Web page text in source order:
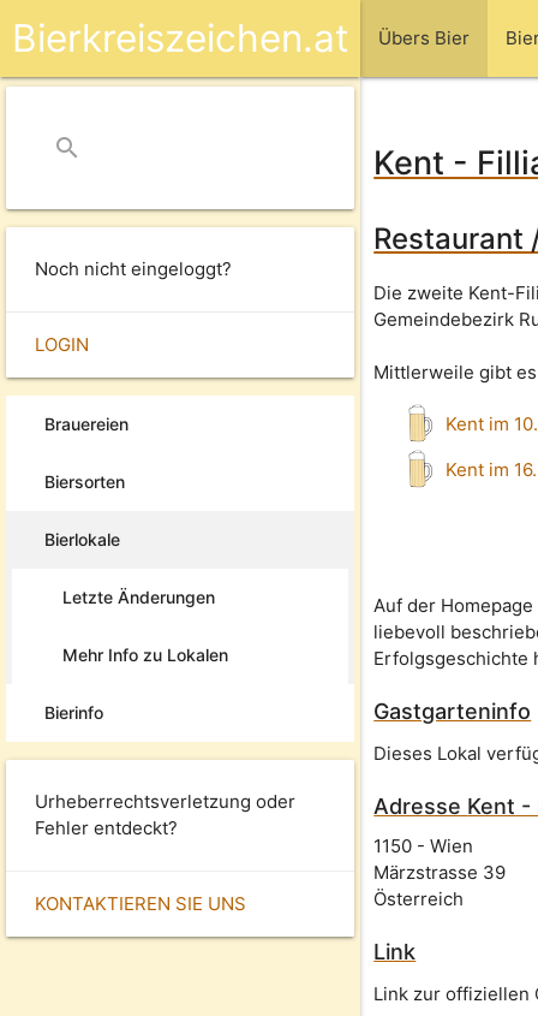
Übers Bier
Bierkreiszeichen.at
search
Noch nicht eingeloggt?
LOGIN
Brauereien
Biersorten
Bierlokale
Letzte Änderungen
Mehr Info zu Lokalen
Bierinfo
Urheberrechtsverletzung oder
Fehler entdeckt?
KONTAKTIEREN SIE UNS
Kent -
Restaurant
Die zweite Kent-
Gemeindebezirk
Mittlerweile gibt
Kent im
Kent im
Auf der
liebevoll
Erfolgsgeschichte
Gastgarteninfo
Dieses Lokal
Adresse Kent -
1150 -Wien
Märzstrasse 39
Österreich
Link
Link zur offiziellen